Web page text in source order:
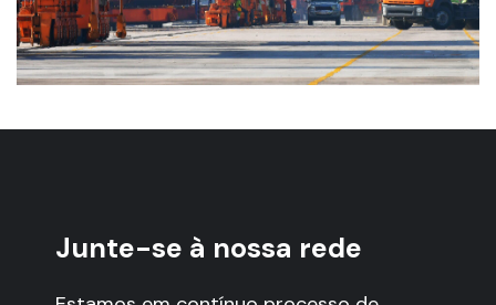
Junte-se à nossa rede